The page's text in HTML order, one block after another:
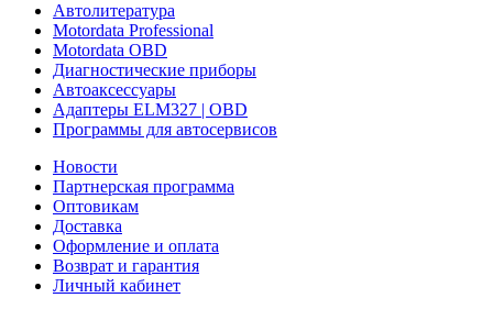
Автолитература
Motordata Professional
Motordata OBD
Диагностические приборы
Автоаксессуары
Адаптеры ELM327 | OBD
Программы для автосервисов
Новости
Партнерская программа
Оптовикам
Доставка
Оформление и оплата
Возврат и гарантия
Личный кабинет